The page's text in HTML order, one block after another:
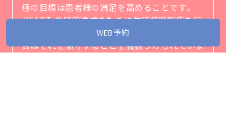
WEB予約
極の目標は患者様の満足を高めることです。
JISART の目的達成のために生殖補助医療を行
う施設のための実施規定を作成し、JISART 会
員はそれを順守することを義務づけられていま